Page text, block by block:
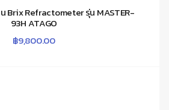
Brix Refractometer รุ่น MASTER-
93H ATAGO
฿9,800.00